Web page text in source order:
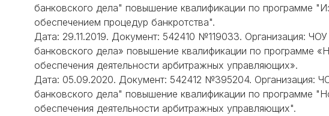
банковского дела" повышение квалификации по программе
обеспечением процедур банкротства".
Дата: 29.11.2019. Документ: 542410 №119033. Организация:
банковского дела» повышение квалификации по программе
обеспечения деятельности арбитражных управляющих».
Дата: 05.09.2020. Документ: 542412 №395204. Организация:
банковского дела" повышение квалификации по программе
обеспечения деятельности арбитражных управляющих".